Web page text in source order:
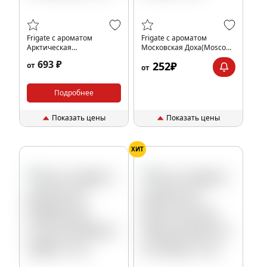
Frigate с ароматом
Арктическая
20 гр.
от 693 ₽
Подробнее
Показать цены
Frigate с ароматом
Московская Доха(Moscow
от 252₽
Показать цены
ХИТ